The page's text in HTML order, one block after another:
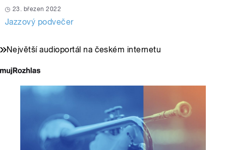
23. březen 2022
Jazzový podvečer
Největší audioportál na českém internetu